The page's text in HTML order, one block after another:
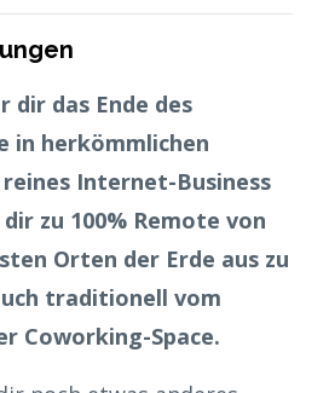
dir das Ende des
in herkömmlichen
reines Internet-Business
zu 100% Remote von
Orten der Erde aus zu
traditionell vom
Coworking-Space.